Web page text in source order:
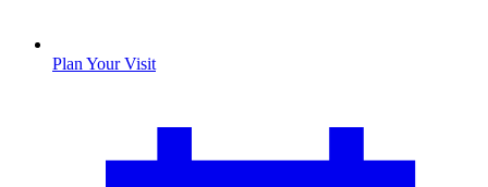
Plan Your Visit